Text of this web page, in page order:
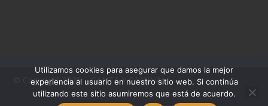
© Copyright 2025 – CANTA Y CAMINA
Utilizamos cookies para asegurar que damos la mejor
experiencia al usuario en nuestro sitio web. Si continúa
utilizando este sitio asumiremos que está de acuerdo.